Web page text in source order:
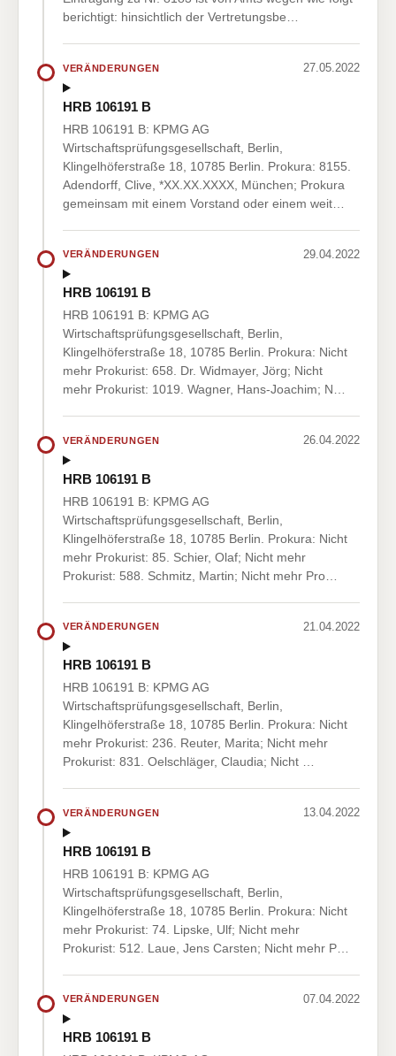
berichtigt: hinsichtlich der Vertretungsbe…
VERÄNDERUNGEN 27.05.2022
HRB 106191 B
HRB 106191 B: KPMG AG
Wirtschaftsprüfungsgesellschaft, Berlin,
Klingelhöferstraße 18, 10785 Berlin. Prokura: 8155.
Adendorff, Clive, *XX.XX.XXXX, München; Prokura
gemeinsam mit einem Vorstand oder einem weit…
VERÄNDERUNGEN 29.04.2022
HRB 106191 B
HRB 106191 B: KPMG AG
Wirtschaftsprüfungsgesellschaft, Berlin,
Klingelhöferstraße 18, 10785 Berlin. Prokura: Nicht
mehr Prokurist: 658. Dr. Widmayer, Jörg; Nicht
mehr Prokurist: 1019. Wagner, Hans-Joachim; N…
VERÄNDERUNGEN 26.04.2022
HRB 106191 B
HRB 106191 B: KPMG AG
Wirtschaftsprüfungsgesellschaft, Berlin,
Klingelhöferstraße 18, 10785 Berlin. Prokura: Nicht
mehr Prokurist: 85. Schier, Olaf; Nicht mehr
Prokurist: 588. Schmitz, Martin; Nicht mehr Pro…
VERÄNDERUNGEN 21.04.2022
HRB 106191 B
HRB 106191 B: KPMG AG
Wirtschaftsprüfungsgesellschaft, Berlin,
Klingelhöferstraße 18, 10785 Berlin. Prokura: Nicht
mehr Prokurist: 236. Reuter, Marita; Nicht mehr
Prokurist: 831. Oelschläger, Claudia; Nicht …
VERÄNDERUNGEN 13.04.2022
HRB 106191 B
HRB 106191 B: KPMG AG
Wirtschaftsprüfungsgesellschaft, Berlin,
Klingelhöferstraße 18, 10785 Berlin. Prokura: Nicht
mehr Prokurist: 74. Lipske, Ulf; Nicht mehr
Prokurist: 512. Laue, Jens Carsten; Nicht mehr P…
VERÄNDERUNGEN 07.04.2022
HRB 106191 B